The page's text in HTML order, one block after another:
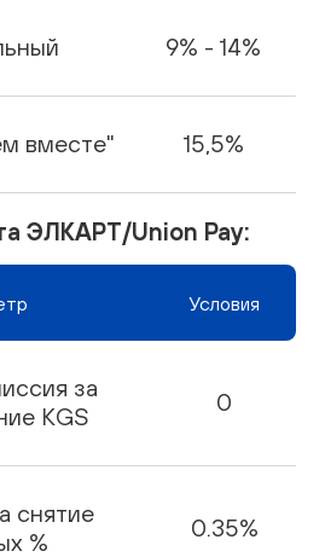
9% - 14%
вместе" 15,5%
ЭЛКАРТ/Union Pay:
Условия
за
KGS
0
снятие
%
0.35%